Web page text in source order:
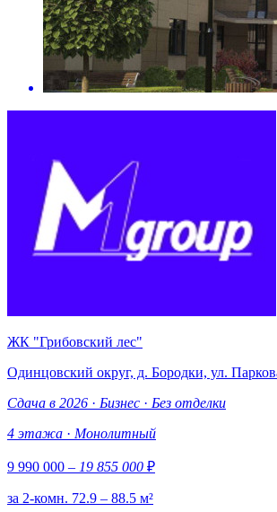
ЖК "Грибовский лес"
Одинцовский округ, д. Бородки, ул.
Сдача в 2026 · Бизнес · Без отделки
4 этажа · Монолитный
9 990 000 – 19 855 000 ₽
за 2-комн. 72.9 – 88.5 м²